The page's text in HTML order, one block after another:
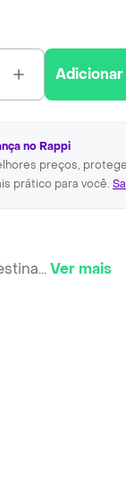
Adicionar
no Rappi
preços,
prático para você.
...Ver mais